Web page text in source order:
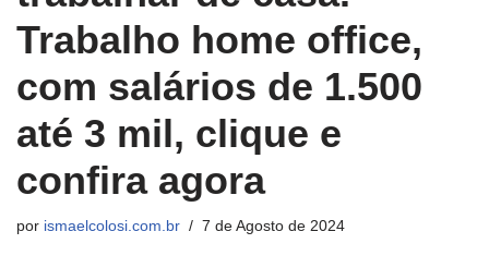
Trabalho home office,
com salários de 1.500
até 3 mil, clique e
confira agora
por ismaelcolosi.com.br 7 de Agosto de 2024